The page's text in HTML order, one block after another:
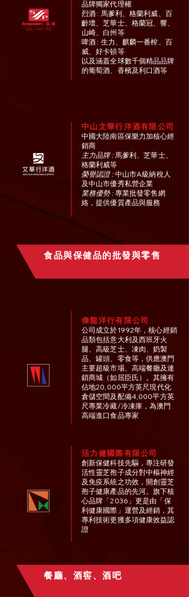
品牌獨家代理權
烈酒: 馬爹利、格蘭利威、百
齡壇、芝華士、格蘭冠、響、
山崎、白州等
啤酒: 生力、麒麟一番榨、百
威、好卡頓等
以及涵蓋全球數千個精品品牌
的葡萄酒、香檳及利口酒等
食品與保健品的批發與零售
中山文華行洋酒有限公司
中國大陸南區保樂力加核心經
銷商
主力品牌:馬爹利、芝華士、
格蘭利威等
榮譽認證:中山市A級納稅人
及中山市優秀私營企業
業務優勢:專業批發零售網
絡，提供優質產品與服務
偉龍洋行有限公司
公司成立於1992年，核心經銷
品類包括意大利及西班牙火
腿、高級芝士、凍肉、奶製
品、罐頭、零食等，供應澳門
主要超級市場、高端餐廳及連
鎖商城（如屈臣氏）。其擁有
佔地20,000平方英尺現代化
倉儲空間及配備4,000平方英
尺專業冷藏/冷凍庫，為澳門
高端進口食品專家
活力健國際有限公司
創新保健科技先驅，專注研發
活性靈芝孢子成分對中樞神經
及免疫系統之功效，開創靈芝
孢子健康產品的先河。旗下核
心品牌「2036」更是由「保
利健康國際」運營及經銷，其
專利技術更獲多項健康效益認
證
餐廳、酒窖、酒吧